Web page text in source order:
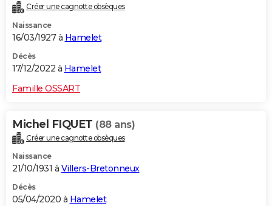
Créer une cagnotte obsèques
Naissance
16/03/1927 à Hamelet
Décès
17/12/2022 à Hamelet
Famille OSSART
Michel FIQUET (88 ans)
Créer une cagnotte obsèques
Naissance
21/10/1931 à Villers-Bretonneux
Décès
05/04/2020 à Hamelet